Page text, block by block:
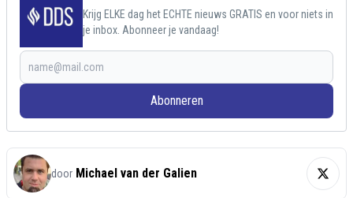
Krijg ELKE dag het ECHTE nieuws GRATIS en voor niets in
je inbox. Abonneer je vandaag!
Abonneren
door Michael van der Galien